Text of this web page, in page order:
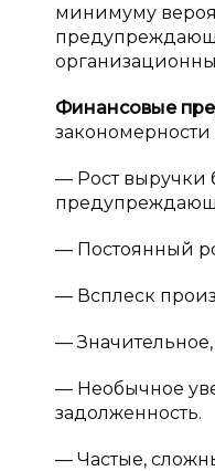
минимуму
Финансовые
— Рост выручки
— Постоянный
— Всплеск
—
— Необычное
задолженность.
— Частые,